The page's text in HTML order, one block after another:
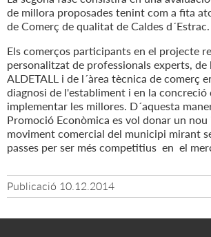
de millora proposades tenint com a fita
de Comerç de qualitat de Caldes d´Estrac.
Els comerços participants en el projecte
personalitzat de professionals experts, de
ALDETALL i de l´àrea tècnica de comerç
diagnosi de l'establiment i en la concreció
implementar les millores. D´aquesta
Promoció Econòmica es vol donar un
moviment comercial del municipi mirant
passes per ser més competitius en el
Publicació 10.12.2014